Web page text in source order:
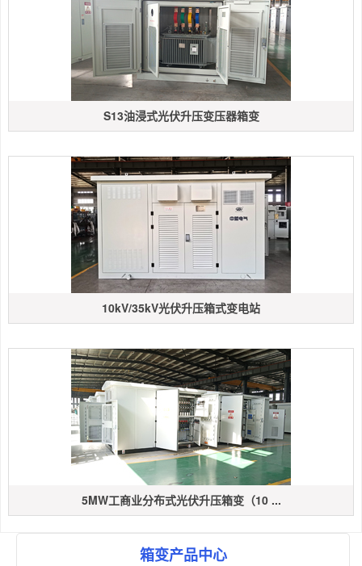
S13油浸式光伏升压变压器箱变
10kV/35kV光伏升压箱式变电站
5MW工商业分布式光伏升压箱变（10 ...
箱变产品中心